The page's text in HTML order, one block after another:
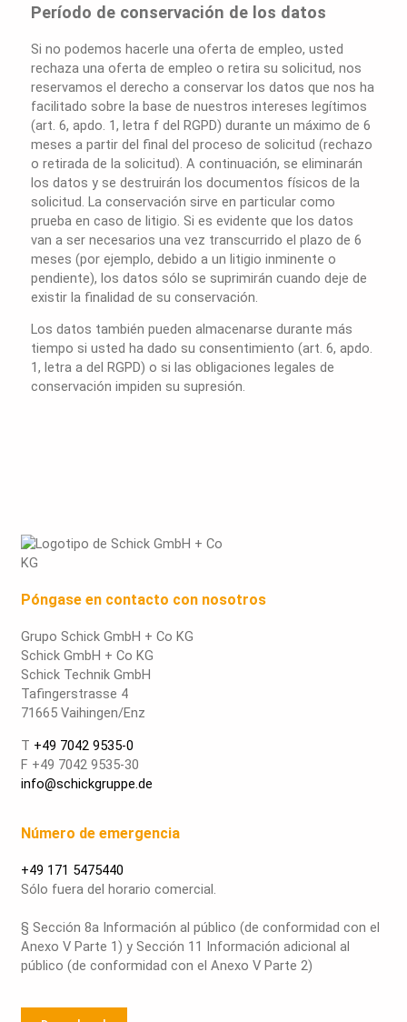
Período de conservación de los datos
Si no podemos hacerle una oferta de empleo, usted
rechaza una oferta de empleo o retira su solicitud, nos
reservamos el derecho a conservar los datos que nos ha
facilitado sobre la base de nuestros intereses legítimos
(art. 6, apdo. 1, letra f del RGPD) durante un máximo de 6
meses a partir del final del proceso de solicitud (rechazo
o retirada de la solicitud). A continuación, se eliminarán
los datos y se destruirán los documentos físicos de la
solicitud. La conservación sirve en particular como
prueba en caso de litigio. Si es evidente que los datos
van a ser necesarios una vez transcurrido el plazo de 6
meses (por ejemplo, debido a un litigio inminente o
pendiente), los datos sólo se suprimirán cuando deje de
existir la finalidad de su conservación.
Los datos también pueden almacenarse durante más
tiempo si usted ha dado su consentimiento (art. 6, apdo.
1, letra a del RGPD) o si las obligaciones legales de
conservación impiden su supresión.
Póngase en contacto con nosotros
Grupo Schick GmbH + Co KG
Schick GmbH + Co KG
Schick Technik GmbH
Tafingerstrasse 4
71665 Vaihingen/Enz
T +49 7042 9535-0
F +49 7042 9535-30
info@schickgruppe.de
Número de emergencia
+49 171 5475440
Sólo fuera del horario comercial.
§ Sección 8a Información al público (de conformidad con el
Anexo V Parte 1) y Sección 11 Información adicional al
público (de conformidad con el Anexo V Parte 2)